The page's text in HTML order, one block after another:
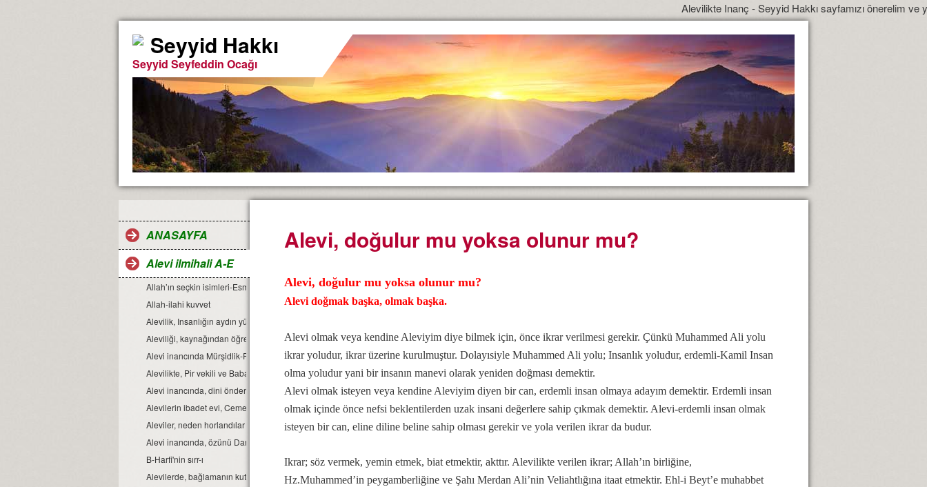
Alevilikte Inanç - Seyyid Hakkı sayfamızı önerelim ve
Seyyid Hakkı
Seyyid Seyfeddin Ocağı
ANASAYFA
Alevi ilmihali A-E
Allah’ın seçkin isimleri-Esma-ül Hüsna
Allah-ilahi kuvvet
Alevilik, Insanlığın aydın yüzüdür
Aleviliği, kaynağından öğrenelim.
Alevi inancında Mürşidlik-Pirlik ikrarı
Alevilikte, Pir vekili ve Babağanlık konumu…
Alevi inancında, dini önder Seyyidlerdir.
Alevilerin ibadet evi, Cemevidir...
Aleviler, neden horlandılar ve horgörüldüler?
Alevi inancında, özünü Dar’a çekmek ve Dar çeşitleri...
B-Harfi'nin sırr-ı
Alevilerde, bağlamanın kutsallığı...
Alevi, doğulur mu yoksa olunur mu?
Alevi, doğulur mu yoksa olunur mu?
Alevi doğmak başka, olmak başka.
Alevi olmak veya kendine Aleviyim diye bilmek için, önce ikrar verilmesi gerekir. Çünkü Muhammed Ali yolu
ikrar yoludur, ikrar üzerine kurulmuştur. Dolayısiyle Muhammed Ali yolu; Insanlık yoludur, erdemli-Kamil Insan
olma yoludur yani bir insanın manevi olarak yeniden doğması demektir.
Alevi olmak isteyen veya kendine Aleviyim diyen bir can, erdemli insan olmaya adayım demektir. Erdemli insan
olmak içinde önce nefsi beklentilerden uzak insani değerlere sahip çıkmak demektir. Alevi-erdemli insan olmak
isteyen bir can, eline diline beline sahip olması gerekir ve yola verilen ikrar da budur.
Ikrar; söz vermek, yemin etmek, biat etmektir, akttır. Alevilikte verilen ikrar; Allah’ın birliğine,
Hz.Muhammed’in peygamberliğine ve Şahı Merdan Ali’nin Veliahtlığına itaat etmektir. Ehl-i Beyt’e muhabbet